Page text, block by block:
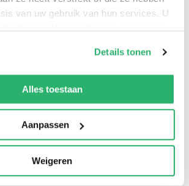
van uw gebruik van hun services. U
en verwerken.
Details tonen
Alles toestaan
Aanpassen
Weigeren
Praktisch handboek voor
kwantitatief onderzoek leert
onderzoek uit te voeren
Dat gebeurt aan de hand van
Hoe zet je een kwantitatief onderzoek
uit? Hoe analyseer je gegevens?
goed en helder rapport? Uniek aan
stappenplan voor alle fases van
duidelijke instructies over het